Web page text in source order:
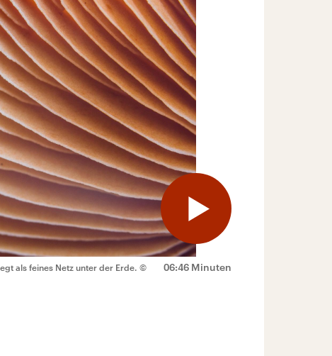
06:46 Minuten
als feines Netz unter der Erde. ©